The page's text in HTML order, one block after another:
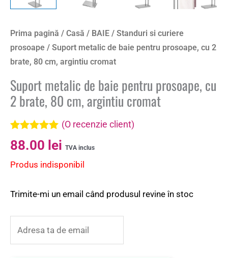
Prima pagină / Casă / BAIE / Standuri si curiere
prosoape / Suport metalic de baie pentru prosoape, cu 2
brate, 80 cm, argintiu cromat
Suport metalic de baie pentru prosoape, cu
2 brate, 80 cm, argintiu cromat
Evaluat la
5.00din 5 pe
singure
(O recenzie client)
88.00 lei TVA inclus
Produs indisponibil
Trimite-mi un email când produsul revine în stoc